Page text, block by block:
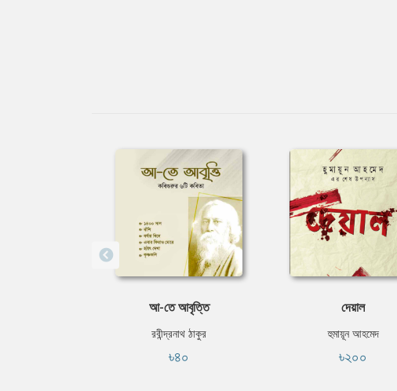
আ-তে আবৃত্তি
রবীন্দ্রনাথ ঠাকুর
৳৪০
দেয়াল
হুমায়ূন আহমেদ
৳২০০